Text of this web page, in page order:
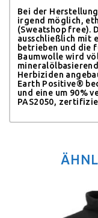
Bei der
irgend möglich,
(Sweatshop free).
ausschließlich mit
betrieben und die
Baumwolle wird
Herbiziden
Earth Positive®
und eine um 90%
PAS2050,